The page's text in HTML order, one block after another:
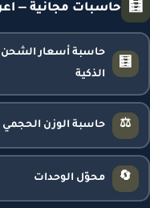
🧮 حاسبات مجانية —
🧮
حاسبة أسعار الشحن
الذكية
⚖️ حاسبة الوزن الحجمي
🔄 محوّل الوحدات